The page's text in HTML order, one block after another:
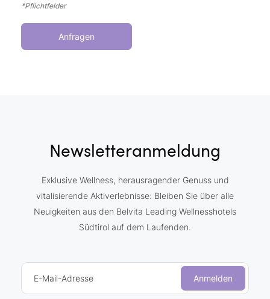
*Pflichtfelder
Anfragen
Newsletteranmeldung
Exklusive Wellness, herausragender Genuss und
vitalisierende Aktiverlebnisse: Bleiben Sie über alle
Neuigkeiten aus den Belvita Leading Wellnesshotels
Südtirol auf dem Laufenden.
E-Mail-Adresse Anmelden